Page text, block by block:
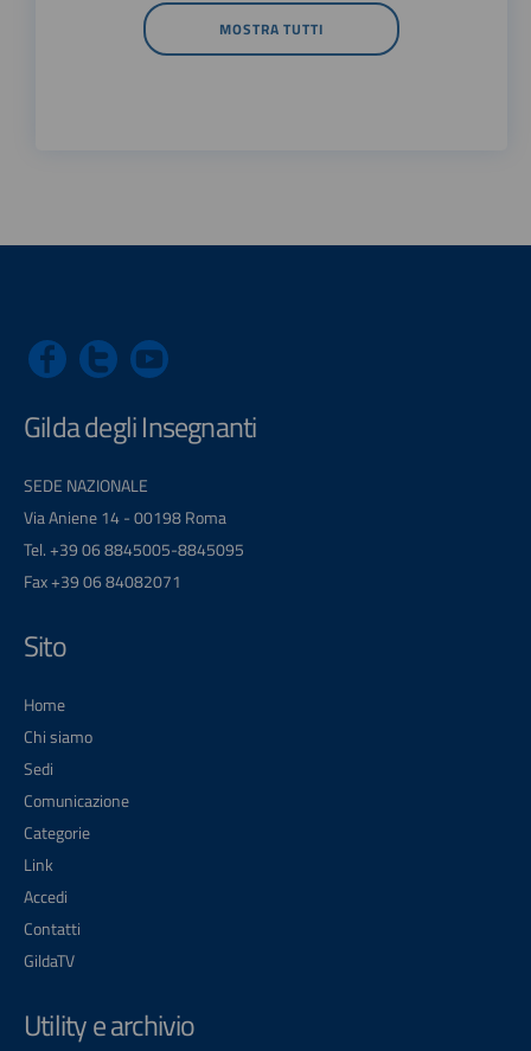
MOSTRA TUTTI
Gilda degli Insegnanti
SEDE NAZIONALE
Via Aniene 14 - 00198 Roma
Tel. +39 06 8845005-8845095
Fax +39 06 84082071
Sito
Home
Chi siamo
Sedi
Comunicazione
Categorie
Link
Accedi
Contatti
GildaTV
Utility e archivio